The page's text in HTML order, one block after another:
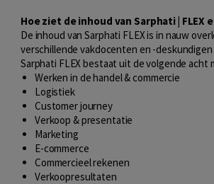
Hoe ziet de inhoud van Sarphati | FLEX
De inhoud van Sarphati FLEX is in nauw
verschillende vakdocenten en -
Sarphati FLEX bestaat uit de volgende acht
Werken in de handel & commercie
Logistiek
Customer journey
Verkoop & presentatie
Marketing
E-commerce
Commercieel rekenen
Verkoopresultaten